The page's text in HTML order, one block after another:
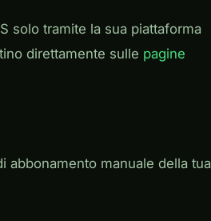
solo tramite la sua piattaforma
direttamente sulle pagine
abbonamento manuale della tua